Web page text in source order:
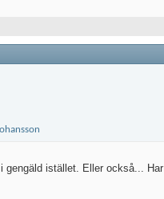
istället. Eller också...